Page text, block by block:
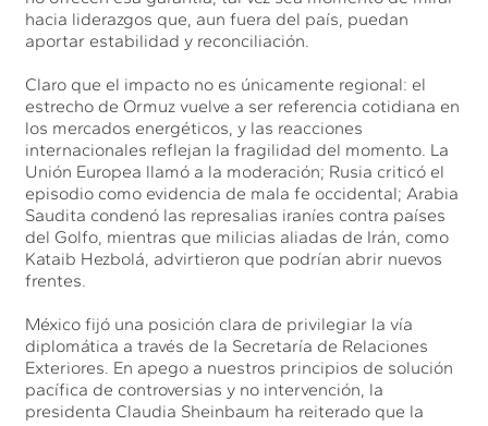
hacia liderazgos que, aun fuera del país, puedan
aportar estabilidad y reconciliación.
Claro que el impacto no es únicamente regional: el
estrecho de Ormuz vuelve a ser referencia cotidiana en
los mercados energéticos, y las reacciones
internacionales reflejan la fragilidad del momento. La
Unión Europea llamó a la moderación; Rusia criticó el
episodio como evidencia de mala fe occidental; Arabia
Saudita condenó las represalias iraníes contra países
del Golfo, mientras que milicias aliadas de Irán, como
Kataib Hezbolá, advirtieron que podrían abrir nuevos
frentes.
México fijó una posición clara de privilegiar la vía
diplomática a través de la Secretaría de Relaciones
Exteriores. En apego a nuestros principios de solución
pacífica de controversias y no intervención, la
presidenta Claudia Sheinbaum ha reiterado que la